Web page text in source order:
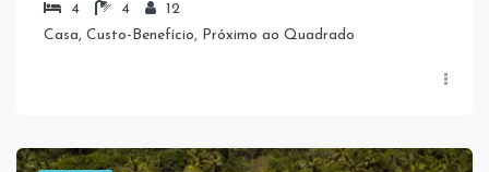
4 4
12
Casa, Custo-Benefício, Próximo ao Quadrado